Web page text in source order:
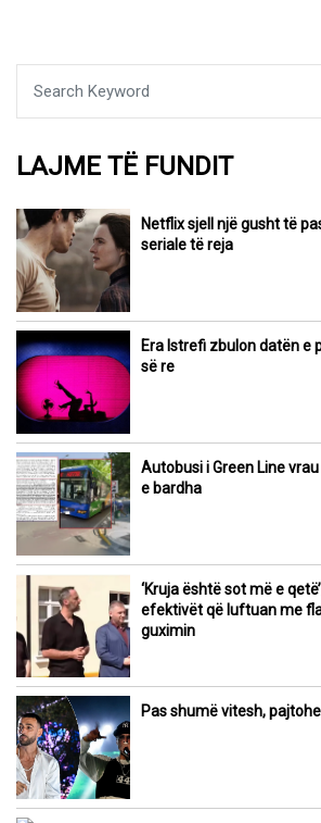
LAJME TË FUNDIT
Netflix sjell një gusht të
seriale të reja
Era Istrefi zbulon datën e
së re
Autobusi i Green Line
e bardha
‘Kruja është sot më e
efektivët që luftuan me
guximin
Pas shumë vitesh,